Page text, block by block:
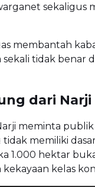
sekaligus
membantah
sekali tidak benar
dari Narji
meminta
memiliki
1.000 hektar
kelas